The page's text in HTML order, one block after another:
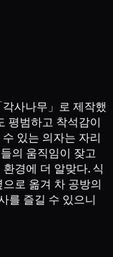
사나무」로 제작했
평범하고 착석감이
있는 의자는 자리
의 움직임이 잦고
경에 더 알맞다. 식
로 옮겨 차 공방의
를 즐길 수 있으니